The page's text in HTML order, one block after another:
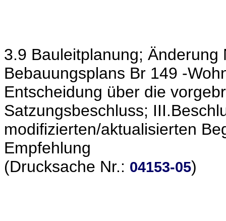
3.9 Bauleitplanung; Änderung
Bebauungsplans Br 149 -
Entscheidung über die
Satzungsbeschluss;
modifizierten/aktualisierten
Empfehlung
(Drucksache Nr.: 04153-05)